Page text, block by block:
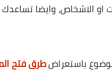
الاشخاص، وايضا
باستعراضطرق فتح